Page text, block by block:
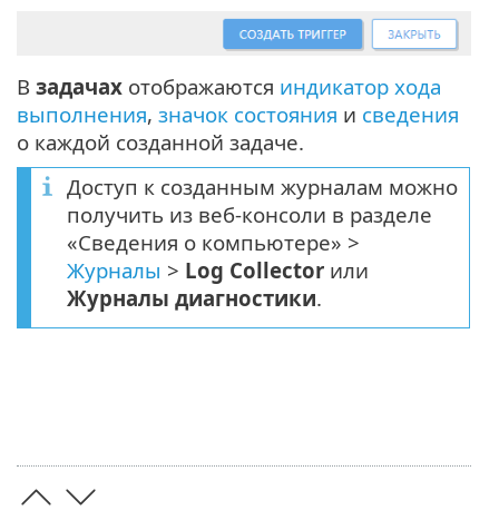
В задачах отображаются индикатор хода
выполнения, значок состояния и сведения
о каждой созданной задаче.
Доступ к созданным журналам можно
получить из веб-консоли в разделе
«Сведения о компьютере» >
Журналы > Log Collector или
Журналы диагностики.